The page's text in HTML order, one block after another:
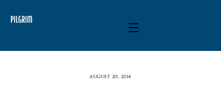
Menu
AUGUST 20, 2014